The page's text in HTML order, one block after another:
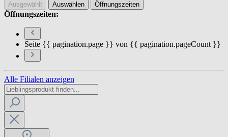
Ausgewählt Auswählen Öffnungszeiten
Öffnungszeiten:
Seite {{ pagination.page }} von {{ pagination.pageCount }}
Alle Filialen anzeigen